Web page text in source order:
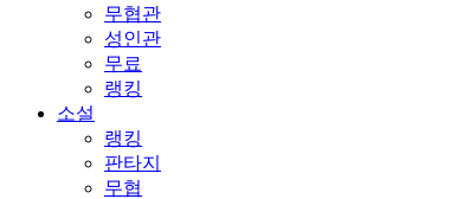
무협관
성인관
무료
랭킹
소설
랭킹
판타지
무협